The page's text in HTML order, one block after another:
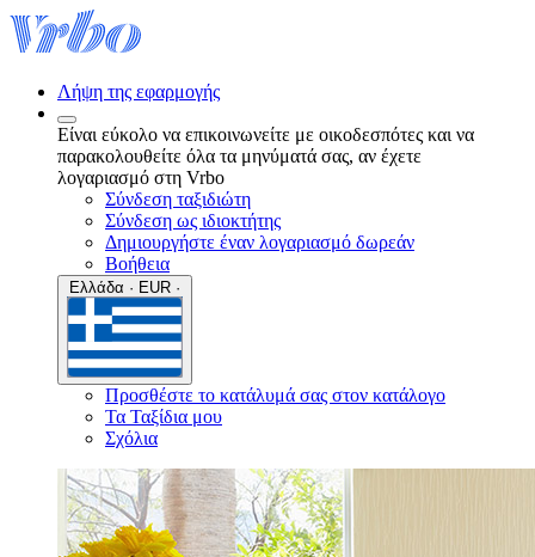
Λήψη της εφαρμογής
Είναι εύκολο να επικοινωνείτε με οικοδεσπότες και να
παρακολουθείτε όλα τα μηνύματά σας, αν έχετε
λογαριασμό στη Vrbo
Σύνδεση ταξιδιώτη
Σύνδεση ως ιδιοκτήτης
Δημιουργήστε έναν λογαριασμό δωρεάν
Βοήθεια
Προσθέστε το κατάλυμά σας στον κατάλογο
Τα Ταξίδια μου
Σχόλια